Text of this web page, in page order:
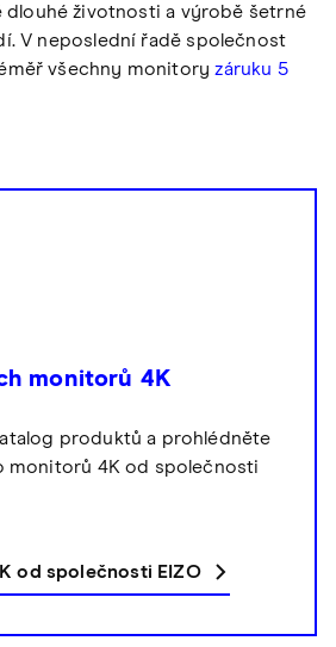
dlouhé životnosti a výrobě šetrné
V neposlední řadě společnost
všechny monitoryzáruku 5
monitorů 4K
produktů a prohlédněte
monitorů 4K od společnosti
od společnosti EIZO